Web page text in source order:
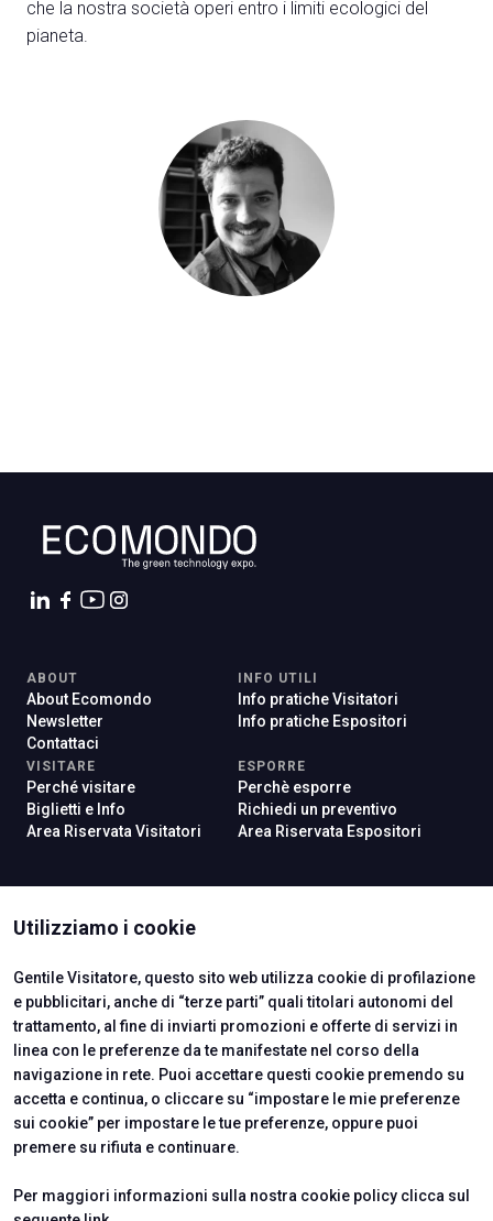
EVENTI & CORSI
event
che la nostra società operi entro i limiti ecologici del
pianeta.
Utilizziamo i cookie
Gentile Visitatore, questo sito web utilizza cookie di profilazione
e pubblicitari, anche di “terze parti” quali titolari autonomi del
trattamento, al fine di inviarti promozioni e offerte di servizi in
linea con le preferenze da te manifestate nel corso della
navigazione in rete. Puoi accettare questi cookie premendo su
accetta e continua, o cliccare su “impostare le mie preferenze
sui cookie” per impostare le tue preferenze, oppure puoi
premere su rifiuta e continuare.
Per maggiori informazioni sulla nostra cookie policy clicca sul
ABOUT
About Ecomondo
Newsletter
Contattaci
INFO UTILI
Info pratiche Visitatori
Info pratiche Espositori
VISITARE
Perché visitare
Biglietti e Info
Area Riservata Visitatori
ESPORRE
Perchè esporre
Richiedi un preventivo
Area Riservata Espositori
ISTITUTI CERTIFICATORI